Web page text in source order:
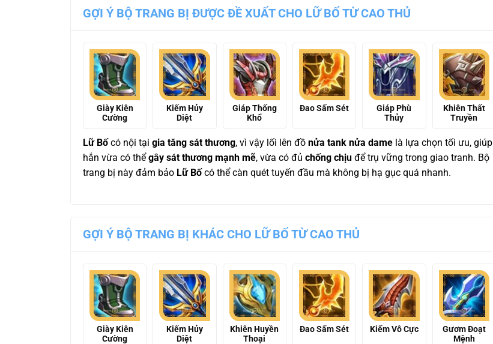
GỢI Ý BỘ TRANG BỊ ĐƯỢC ĐỀ XUẤT CHO LỮ BỐ TỪ CAO THỦ
Giày Kiên
Cường
Kiếm Hủy
Diệt
Giáp Thống
Khổ
Đao Sấm Sét
Giáp Phù
Thủy
Khiên Thất
Truyền
Lữ Bốcó nội tại gia tăng sát thương, vì vậy lối lên đồ nửa tank nửa dame là lựa chọn tối ưu, giúp
hắn vừa có thểgây sát thương mạnh mẽ, vừa có đủ chống chịu để trụ vững trong giao tranh. Bộ
trang bị này đảm bảo Lữ Bốcó thể càn quét tuyến đầu mà không bị hạ gục quá nhanh.
GỢI Ý BỘ TRANG BỊ KHÁC CHO LỮ BỐ TỪ CAO THỦ
Giày Kiên
Cường
Kiếm Hủy
Diệt
Khiên Huyền
Thoại
Đao Sấm Sét Kiếm Vô Cực
Gươm Đoạt
Mệnh